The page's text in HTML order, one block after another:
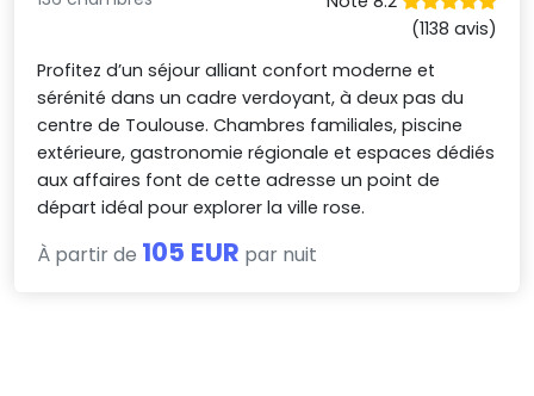
(1138 avis)
Profitez d’un séjour alliant confort moderne et
sérénité dans un cadre verdoyant, à deux pas du
centre de Toulouse. Chambres familiales, piscine
extérieure, gastronomie régionale et espaces dédiés
aux affaires font de cette adresse un point de
départ idéal pour explorer la ville rose.
À partir de 105 EUR par nuit